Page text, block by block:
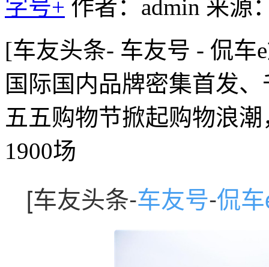
字号+ 作者：admin 来源
[车友头条- 车友号 - 侃车
国际国内品牌密集首发
五五购物节掀起购物浪
1900场
[车友头条-车友号-侃